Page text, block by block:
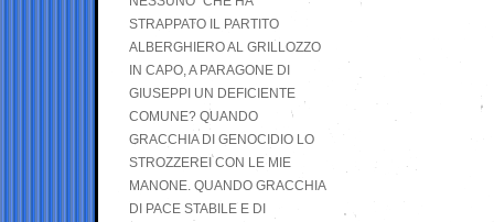
STRAPPATO IL PARTITO
ALBERGHIERO AL GRILLOZZO
IN CAPO, A PARAGONE DI
GIUSEPPI UN DEFICIENTE
COMUNE? QUANDO
GRACCHIA DI GENOCIDIO LO
STROZZEREI CON LE MIE
MANONE. QUANDO GRACCHIA
DI PACE STABILE E DI